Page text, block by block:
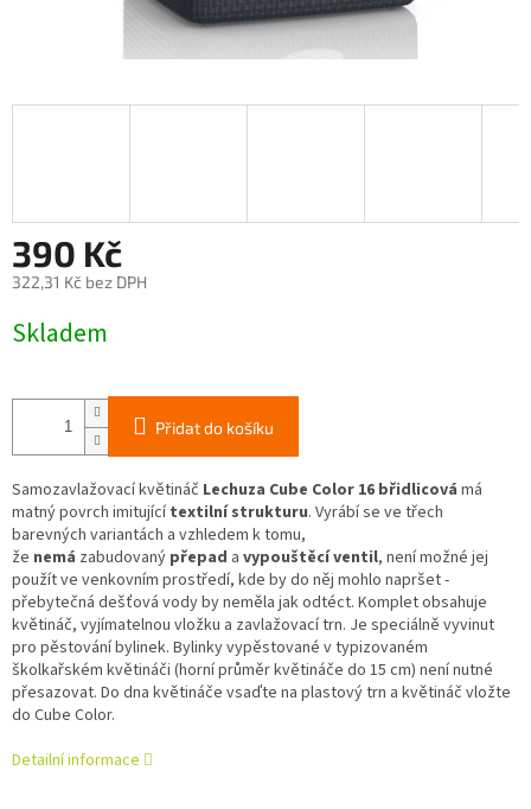
390 Kč
322,31 Kč bez DPH
cena:
Skladem
Přidat do košíku
Samozavlažovací květináč Lechuza Cube Color 16 břidlicová má
matný povrch imitujícítextilní strukturu. Vyrábí se ve třech
barevných variantách a vzhledem k tomu,
že nemá zabudovaný přepad a vypouštěcí ventil, není možné jej
použít ve venkovním prostředí, kde by do něj mohlo napršet -
přebytečná dešťová vody by neměla jak odtéct. Komplet obsahuje
květináč, vyjímatelnou vložku a zavlažovací trn. Je speciálně vyvinut
pro pěstování bylinek. Bylinky vypěstované v typizovaném
školkařském květináči (horní průměr květináče do 15 cm) není nutné
přesazovat. Do dna květináče vsaďte na plastový trn a květináč vložte
do Cube Color.
Detailní informace